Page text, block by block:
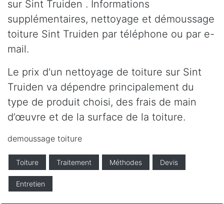
sur Sint Truiden . Informations
supplémentaires, nettoyage et démoussage
toiture Sint Truiden par téléphone ou par e-
mail.
Le prix d'un nettoyage de toiture sur Sint
Truiden va dépendre principalement du
type de produit choisi, des frais de main
d’œuvre et de la surface de la toiture.
demoussage toiture
Toiture Traitement Méthodes Devis
Entretien